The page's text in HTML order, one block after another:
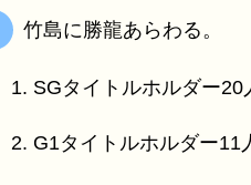
竹島に勝龍あらわる。
SGタイトルホルダー20
G1タイトルホルダー11